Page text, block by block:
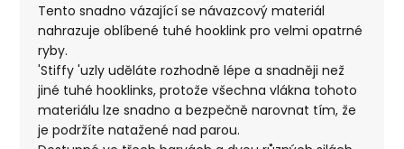
Tento snadno vázající se návazcový materiál
nahrazuje oblíbené tuhé hooklink pro velmi opatrné
ryby.
'Stiffy 'uzly uděláte rozhodně lépe a snadněji než
jiné tuhé hooklinks, protože všechna vlákna tohoto
materiálu lze snadno a bezpečně narovnat tím, že
je podržíte natažené nad parou.